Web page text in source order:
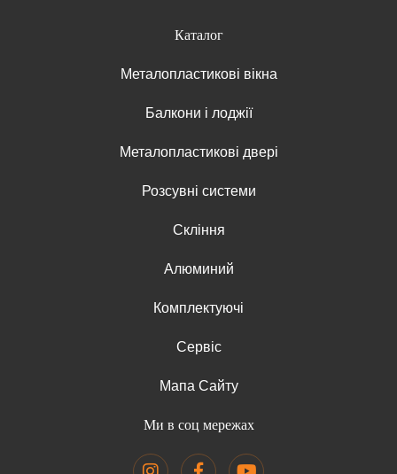
Каталог
Металопластикові вікна
Балкони і лоджії
Металопластикові двері
Розсувні системи
Скління
Алюминий
Комплектуючі
Сервіс
Мапа Сайту
Ми в соц мережах